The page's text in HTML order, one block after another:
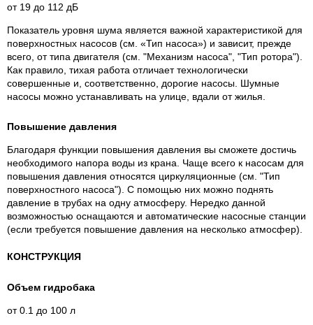
от 19 до 112 дБ
Показатель уровня шума является важной характеристикой для
поверхностных насосов (см. «Тип насоса») и зависит, прежде
всего, от типа двигателя (см. "Механизм насоса", "Тип ротора").
Как правило, тихая работа отличает технологически
совершенные и, соответственно, дорогие насосы. Шумные
насосы можно устанавливать на улице, вдали от жилья.
Повышение давления
Благодаря функции повышения давления вы сможете достичь
необходимого напора воды из крана. Чаще всего к насосам для
повышения давления относятся циркуляционные (см. "Тип
поверхностного насоса"). С помощью них можно поднять
давление в трубах на одну атмосферу. Нередко данной
возможностью оснащаются и автоматические насосные станции
(если требуется повышение давления на несколько атмосфер).
КОНСТРУКЦИЯ
Объем гидробака
от 0.1 до 100 л